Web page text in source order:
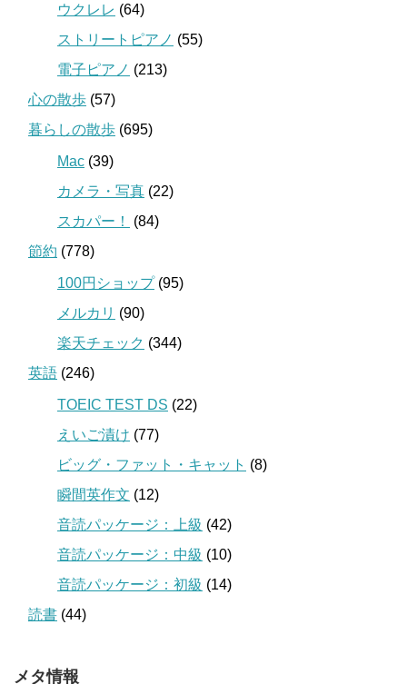
ウクレレ (64)
ストリートピアノ (55)
電子ピアノ (213)
心の散歩 (57)
暮らしの散歩 (695)
Mac (39)
カメラ・写真 (22)
スカパー！
(84)
節約 (778)
100円ショップ(95)
メルカリ (90)
楽天チェック (344)
英語 (246)
TOEIC TEST DS (22)
えいご漬け (77)
ビッグ・ファット・キャット (8)
瞬間英作文 (12)
音読パッケージ：上級 (42)
音読パッケージ：中級 (10)
音読パッケージ：初級 (14)
読書 (44)
メタ情報